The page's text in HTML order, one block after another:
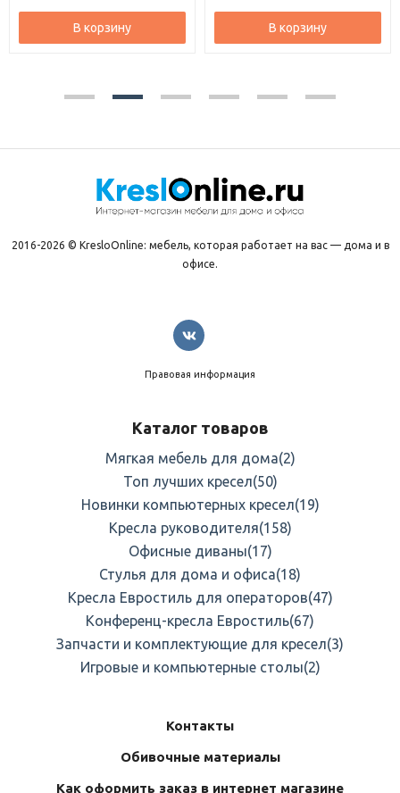
В корзину В корзину
2016-2026 © KresloOnline: мебель, которая работает на вас — дома и в
офисе.
Правовая информация
Каталог товаров
Мягкая мебель для дома(2)
Топ лучших кресел(50)
Новинки компьютерных кресел(19)
Кресла руководителя(158)
Офисные диваны(17)
Стулья для дома и офиса(18)
Кресла Евростиль для операторов(47)
Конференц-кресла Евростиль(67)
Запчасти и комплектующие для кресел(3)
Игровые и компьютерные столы(2)
Контакты
Обивочные материалы
Как оформить заказ в интернет магазине